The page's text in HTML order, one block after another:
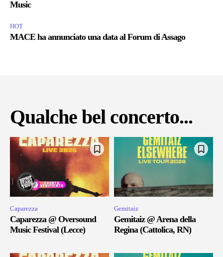
Music
HOT
MACE ha annunciato una data al Forum di Assago
Qualche bel concerto...
Caparezza
Caparezza @ Oversound
Music Festival (Lecce)
Gemitaiz
Gemitaiz @ Arena della
Regina (Cattolica, RN)